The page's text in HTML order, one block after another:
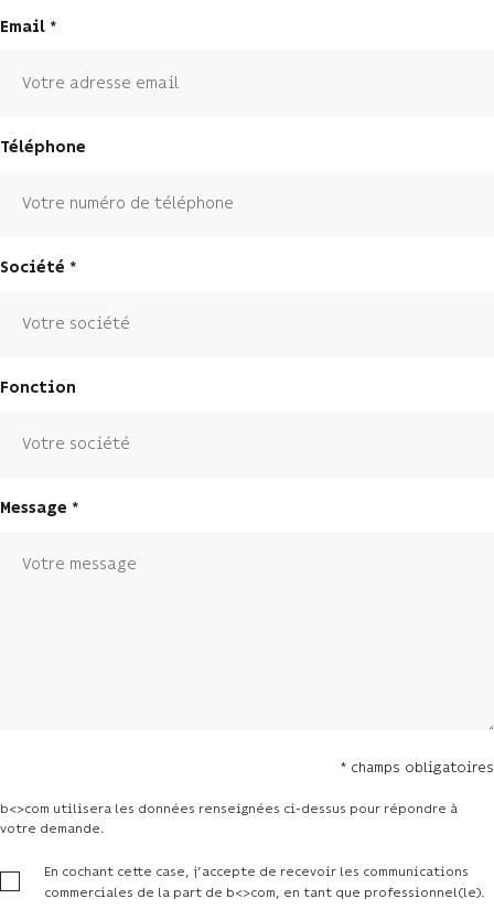
Email
Téléphone
Société
Fonction
Message
* champs obligatoires
b<>com utilisera les données renseignées ci-dessus pour répondre à
votre demande.
En cochant cette case, j’accepte de recevoir les communications
commerciales de la part de b<>com, en tant que professionnel(le).